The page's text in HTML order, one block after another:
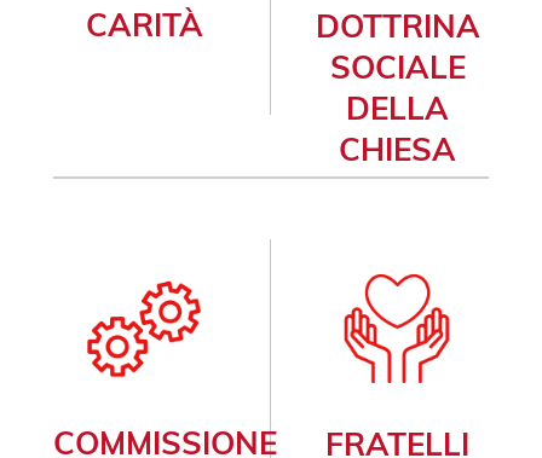
CARITÀ
DOTTRINA
SOCIALE
DELLA
CHIESA
COMMISSIONE
FRATELLI